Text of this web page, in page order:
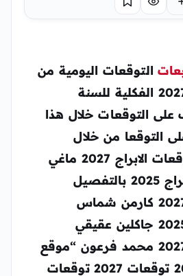
تركيز حفظ
التوقعات اليومية من
توقعات الأبراج 2027 الفكلية للسنة
على التوقعات خلال هذا
التوقعا من خلال
موضوعنا هنا توقعات الابراج 2027 ماغي
فرح توقعات الابراج 2025 بالتفصيل
توقعات الابراج 2027 كارمن شماس
توقعات الابراج 2025 جاكلين عقيقي
” لعام 2027 توقعات 2027 توقعات